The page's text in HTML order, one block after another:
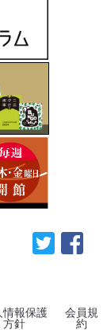
情報保護
方針
会員規
約